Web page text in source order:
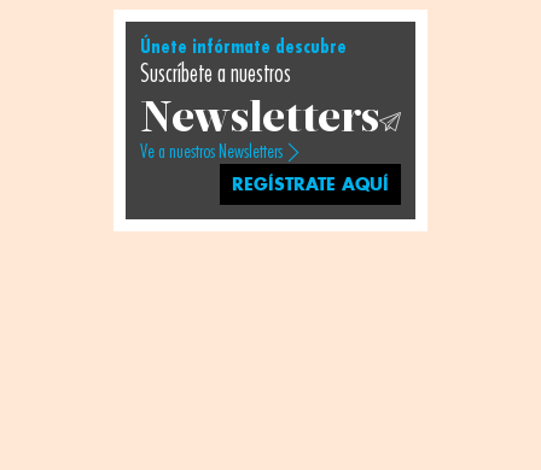
Únete infórmate descubre
Suscríbete a nuestros
Newsletters
Ve a nuestros Newsletters
REGÍSTRATE AQUÍ